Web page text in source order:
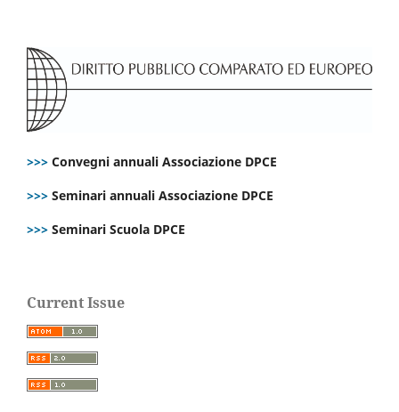
>>> Convegni annuali Associazione DPCE
>>> Seminari annuali Associazione DPCE
>>> Seminari Scuola DPCE
Current Issue